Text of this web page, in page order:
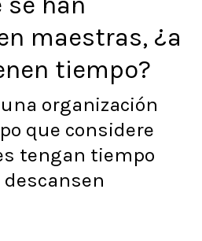
maestras, ¿a
tiempo?
organización
que considere
tengan tiempo